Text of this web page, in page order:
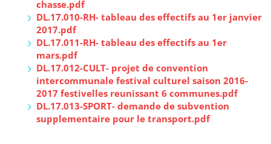
chasse.pdf
DL.17.010-RH- tableau des effectifs au 1er janvier
2017.pdf
DL.17.011-RH- tableau des effectifs au 1er
mars.pdf
DL.17.012-CULT- projet de convention
intercommunale festival culturel saison 2016-
2017 festivelles reunissant 6 communes.pdf
DL.17.013-SPORT- demande de subvention
supplementaire pour le transport.pdf